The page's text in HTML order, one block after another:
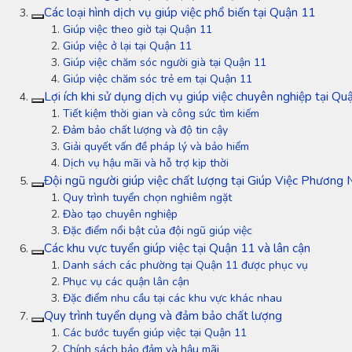
Các loại hình dịch vụ giúp việc phổ biến tại Quận 11
Giúp việc theo giờ tại Quận 11
Giúp việc ở lại tại Quận 11
Giúp việc chăm sóc người già tại Quận 11
Giúp việc chăm sóc trẻ em tại Quận 11
Lợi ích khi sử dụng dịch vụ giúp việc chuyên nghiệp tại
Tiết kiệm thời gian và công sức tìm kiếm
Đảm bảo chất lượng và độ tin cậy
Giải quyết vấn đề pháp lý và bảo hiểm
Dịch vụ hậu mãi và hỗ trợ kịp thời
Đội ngũ người giúp việc chất lượng tại Giúp Việc Phương
Quy trình tuyển chọn nghiêm ngặt
Đào tạo chuyên nghiệp
Đặc điểm nổi bật của đội ngũ giúp việc
Các khu vực tuyển giúp việc tại Quận 11 và lân cận
Danh sách các phường tại Quận 11 được phục vụ
Phục vụ các quận lân cận
Đặc điểm nhu cầu tại các khu vực khác nhau
Quy trình tuyển dụng và đảm bảo chất lượng
Các bước tuyển giúp việc tại Quận 11